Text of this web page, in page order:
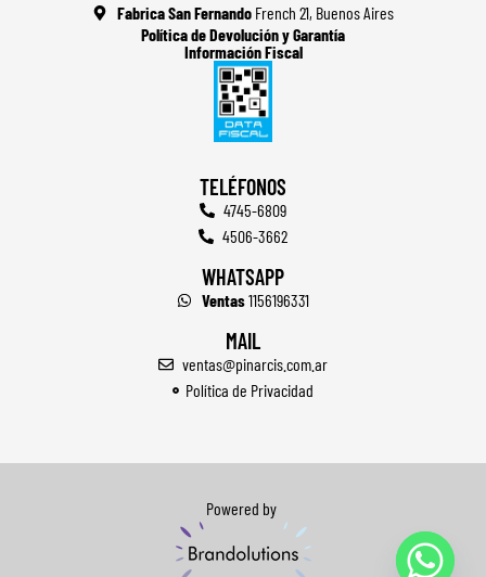
Fabrica San FernandoFrench 21, Buenos Aires
Política de Devolución y Garantía
Información Fiscal
TELÉFONOS
4745-6809
4506-3662
WHATSAPP
Ventas1156196331
MAIL
ventas@pinarcis.com.ar
Política de Privacidad
Powered by